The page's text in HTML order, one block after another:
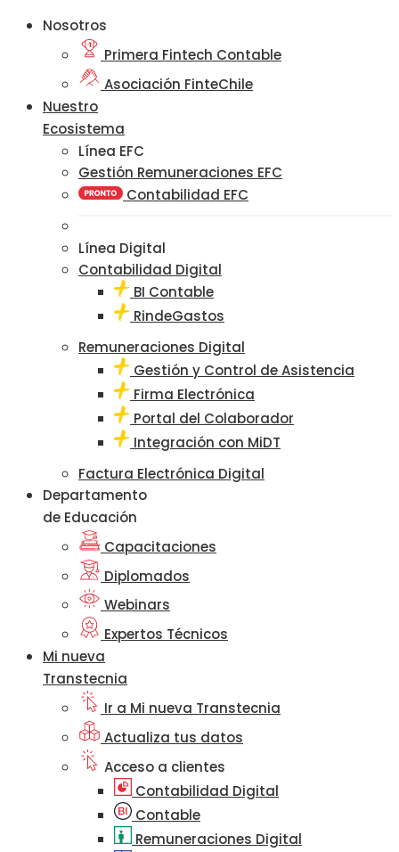
Nosotros
Primera Fintech Contable
Asociación FinteChile
Nuestro
Ecosistema
Línea EFC
Gestión Remuneraciones EFC
Contabilidad EFC
Línea Digital
Contabilidad Digital
BI Contable
RindeGastos
Remuneraciones Digital
Gestión y Control de Asistencia
Firma Electrónica
Portal del Colaborador
Integración con MiDT
Factura Electrónica Digital
Departamento
de Educación
Capacitaciones
Diplomados
Webinars
Expertos Técnicos
Mi nueva
Transtecnia
Ir a Mi nueva Transtecnia
Actualiza tus datos
Acceso a clientes
Contabilidad Digital
Contable
Remuneraciones Digital